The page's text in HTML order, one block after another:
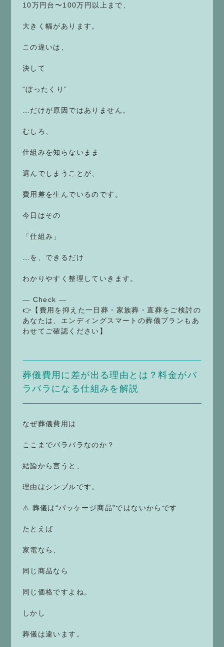
10万円台〜100万円以上まで、
大きく幅があります。
この違いは、
決して
“ぼったくり”
…だけが原因ではありません。
むしろ、
仕組みを知らないまま
選んでしまうことが、
費用差を生んでいるのです。
今日はその
「仕組み」
…を、できるだけ
わかりやすく整理していきます。
— Check —
👉【費用を抑えた一日葬・家族葬・直葬をご検討の
あなたは、エンディングスマートの葬儀プランもあ
わせてご確認ください】
葬儀費用に差が出る理由とは？料金がバ
ラバラになる仕組みを解説
なぜ葬儀費用は
ここまでバラバラなのか？
結論から言うと、
理由はシンプルです。
⚠️ 葬儀は“パッケージ商品”ではないからです
たとえば
家電なら、
同じ商品なら
同じ価格ですよね。
しかし
葬儀は違います。